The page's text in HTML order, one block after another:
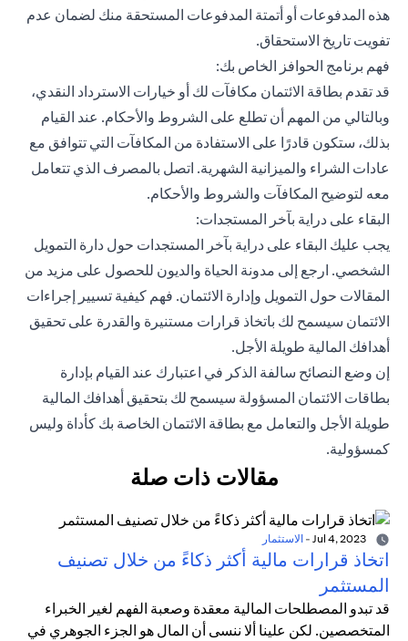
هذه المدفوعات أو أتمتة المدفوعات المستحقة منك لضمان عدم
تفويت تاريخ الاستحقاق.
فهم برنامج الحوافز الخاص بك:
قد تقدم بطاقة الائتمان مكافآت لك أو خيارات الاسترداد النقدي،
وبالتالي من المهم أن تطلع على الشروط والأحكام. عند القيام
بذلك، ستكون قادرًا على الاستفادة من المكافآت التي تتوافق مع
عادات الشراء والميزانية الشهرية. اتصل بالمصرف الذي تتعامل
معه لتوضيح المكافآت والشروط والأحكام.
البقاء على دراية بآخر المستجدات:
يجب عليك البقاء على دراية بآخر المستجدات حول دارة التمويل
الشخصي. ارجع إلى مدونة الحياة والديون للحصول على مزيد من
المقالات حول التمويل وإدارة الائتمان. فهم كيفية تسيير إجراءات
الائتمان سيسمح لك باتخاذ قرارات مستنيرة والقدرة على تحقيق
أهدافك المالية طويلة الأجل.
إن وضع النصائح سالفة الذكر في اعتبارك عند القيام بإدارة
بطاقات الائتمان المسؤولة سيسمح لك بتحقيق أهدافك المالية
طويلة الأجل والتعامل مع بطاقة الائتمان الخاصة بك كأداة وليس
كمسؤولية.
مقالات ذات صلة
- الاستثمار
اتخاذ قرارات مالية أكثر ذكاءً من خلال تصنيف
المستثمر
قد تبدو المصطلحات المالية معقدة وصعبة الفهم لغير الخبراء
المتخصصين. لكن علينا ألا ننسى أن المال هو الجزء الجوهري في